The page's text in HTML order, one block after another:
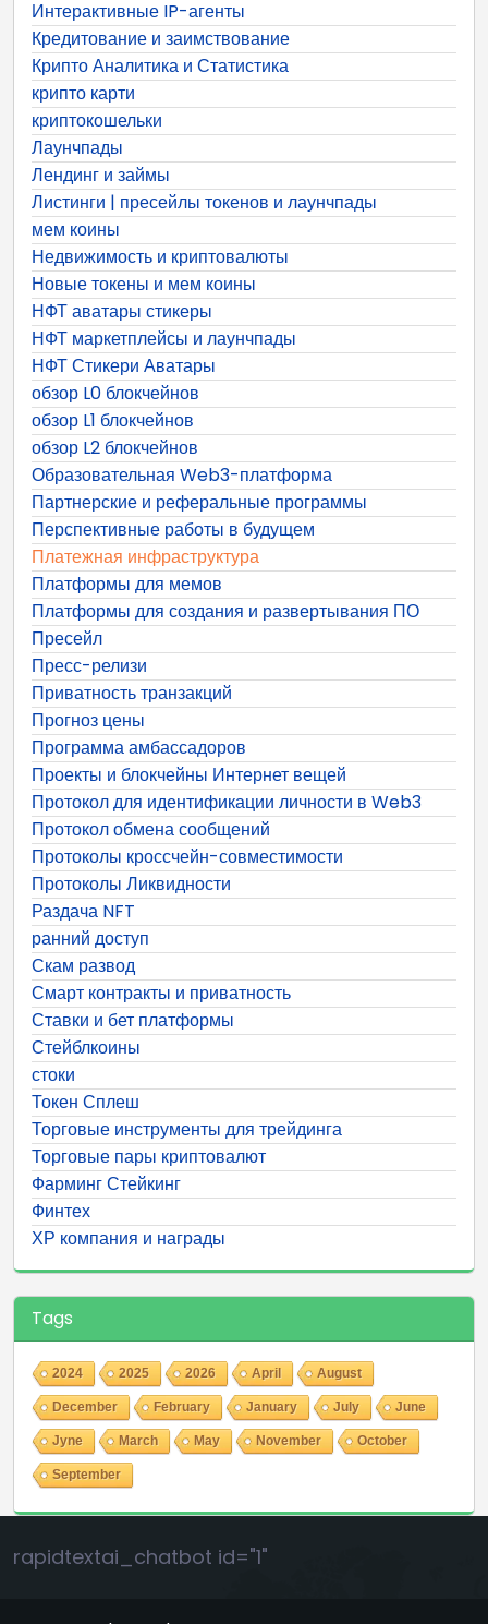
Интерактивные IP-агенты
Кредитование и заимствование
Крипто Аналитика и Статистика
крипто карти
криптокошельки
Лаунчпады
Лендинг и займы
Листинги | пресейлы токенов и лаунчпады
мем коины
Недвижимость и криптовалюты
Новые токены и мем коины
НФТ аватары стикеры
НФТ маркетплейсы и лаунчпады
НФТ Стикери Аватары
обзор L0 блокчейнов
обзор L1 блокчейнов
обзор L2 блокчейнов
Образовательная Web3-платформа
Партнерские и реферальные программы
Перспективные работы в будущем
Платежная инфраструктура
Платформы для мемов
Платформы для создания и развертывания ПО
Пресейл
Пресс-релизи
Приватность транзакций
Прогноз цены
Программа амбассадоров
Проекты и блокчейны Интернет вещей
Протокол для идентификации личности в Web3
Протокол обмена сообщений
Протоколы кроссчейн-совместимости
Протоколы Ликвидности
Раздача NFT
ранний доступ
Скам развод
Смарт контракты и приватность
Ставки и бет платформы
Стейблкоины
стоки
Токен Сплеш
Торговые инструменты для трейдинга
Торговые пары криптовалют
Фарминг Стейкинг
Финтех
ХР компания и награды
Tags
2024 2025 2026 April August
December February January July June
Jyne March May November October
September
rapidtextai_chatbot id="1"